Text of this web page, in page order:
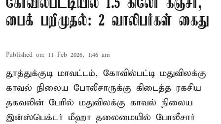
கோவில்பட்டியில் 1.5 கிலோ கஞ்சா,
பைக் பறிமுதல்: 2 வாலிபர்கள் கைது
Published on: 11 Feb 2026, 1:46 am
தூத்துக்குடி மாவட்டம், கோவில்பட்டி மதுவிலக்கு
காவல் நிலைய போலீசாருக்கு கிடைத்த ரகசிய
தகவலின் பேரில் மதுவிலக்கு காவல் நிலைய
இன்ஸ்பெக்டர் மீஹா தலைமையில் போலீசார்